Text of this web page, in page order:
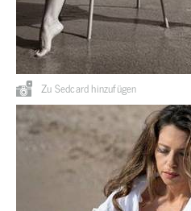
Zu Sedcard hinzufügen